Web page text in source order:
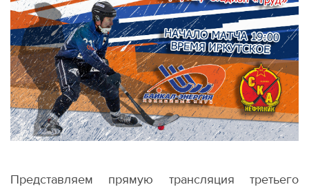
Представляем прямую трансляция третьего